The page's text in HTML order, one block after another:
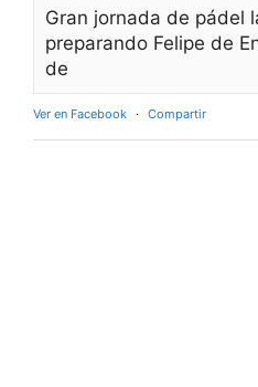
Gran jornada de pádel
preparando Felipe de
de
Ver en Facebook · Compartir